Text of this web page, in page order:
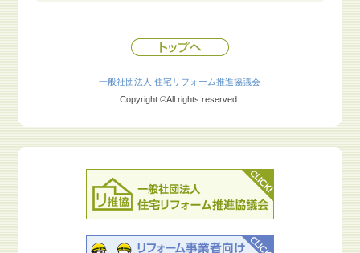
一般社団法人 住宅リフォーム推進協議会
Copyright ©All rights reserved.